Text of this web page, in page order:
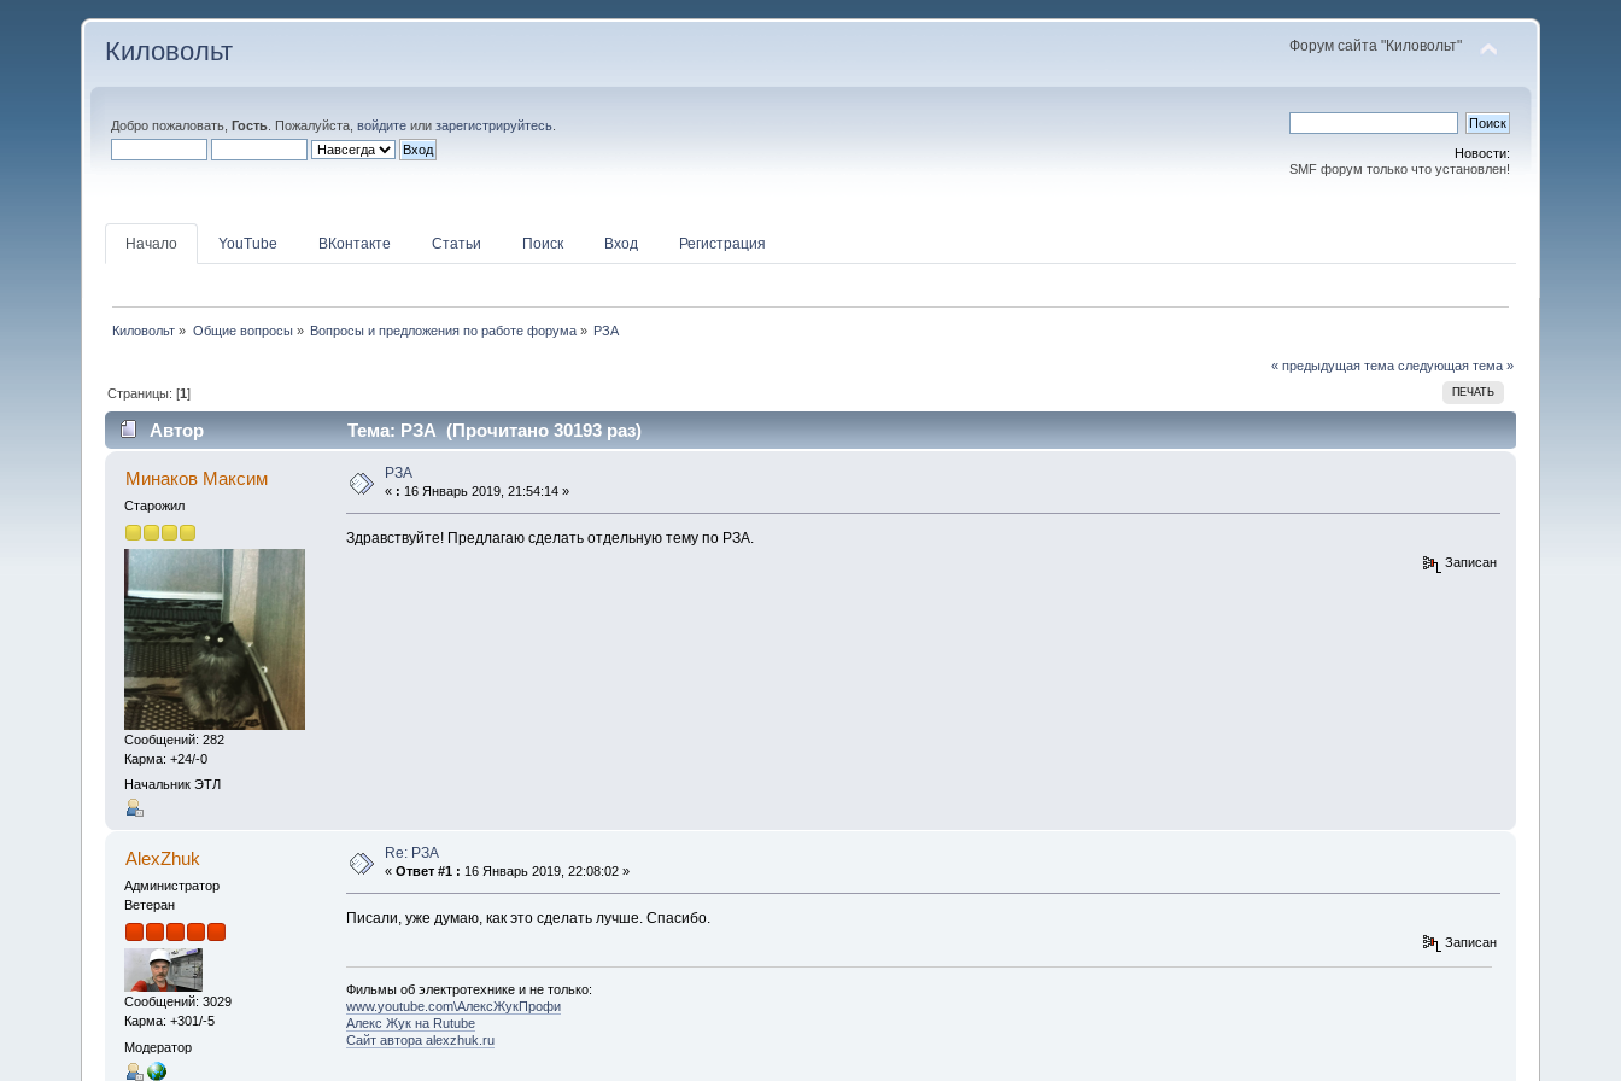
Киловольт Форум сайта "Киловольт"
Добро пожаловать,Гость . Пожалуйста,войдите илизарегистрируйтесь
Новости:
SMF форум только что установлен!
Начало YouTube ВКонтакте Статьи Поиск Вход Регистрация
Киловольт » Общие вопросы» Вопросы и предложения по работе форума » РЗА
« предыдущая тема следующая тема »
ПЕЧАТЬ
Страницы: [1]
Автор Тема: РЗА (Прочитано 30193 раз)
Минаков Максим
Старожил
Сообщений: 282
Карма: +24/-0
Начальник ЭТЛ
РЗА
« : 16 Январь 2019, 21:54:14 »
Здравствуйте! Предлагаю сделать отдельную тему по РЗА.
Записан
AlexZhuk
Администратор
Ветеран
Сообщений: 3029
Карма: +301/-5
Модератор
Re: РЗА
«Ответ #1 : 16 Январь 2019, 22:08:02 »
Писали, уже думаю, как это сделать лучше. Спасибо.
Записан
Фильмы об электротехнике и не только:
www.youtube.com\АлексЖукПрофи
Алекс Жук на Rutube
Сайт автора alexzhuk.ru